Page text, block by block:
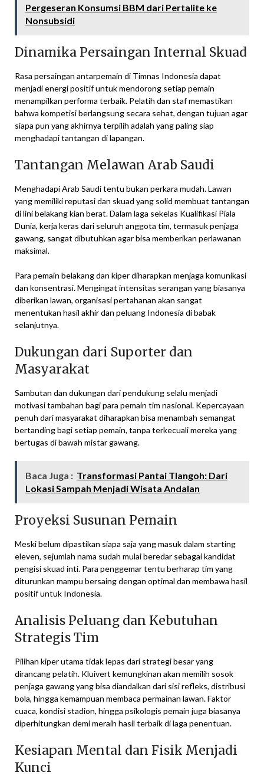
Pergeseran Konsumsi BBM dari Pertalite ke
Nonsubsidi
Dinamika Persaingan Internal Skuad
Rasa persaingan antarpemain di Timnas Indonesia dapat
menjadi energi positif untuk mendorong setiap pemain
menampilkan performa terbaik. Pelatih dan staf memastikan
bahwa kompetisi berlangsung secara sehat, dengan tujuan agar
siapa pun yang akhirnya terpilih adalah yang paling siap
menghadapi tantangan di lapangan.
Tantangan Melawan Arab Saudi
Menghadapi Arab Saudi tentu bukan perkara mudah. Lawan
yang memiliki reputasi dan skuad yang solid membuat tantangan
di lini belakang kian berat. Dalam laga sekelas Kualifikasi Piala
Dunia, kerja keras dari seluruh anggota tim, termasuk penjaga
gawang, sangat dibutuhkan agar bisa memberikan perlawanan
maksimal.
Para pemain belakang dan kiper diharapkan menjaga komunikasi
dan konsentrasi. Mengingat intensitas serangan yang biasanya
diberikan lawan, organisasi pertahanan akan sangat
menentukan hasil akhir dan peluang Indonesia di babak
selanjutnya.
Dukungan dari Suporter dan
Masyarakat
Sambutan dan dukungan dari pendukung selalu menjadi
motivasi tambahan bagi para pemain tim nasional. Kepercayaan
penuh dari masyarakat diharapkan bisa menambah semangat
bertanding bagi setiap pemain, tanpa terkecuali mereka yang
bertugas di bawah mistar gawang.
Baca Juga : Transformasi Pantai Tlangoh: Dari
Lokasi Sampah Menjadi Wisata Andalan
Proyeksi Susunan Pemain
Meski belum dipastikan siapa saja yang masuk dalam starting
eleven, sejumlah nama sudah mulai beredar sebagai kandidat
pengisi skuad inti. Para penggemar tentu berharap tim yang
diturunkan mampu bersaing dengan optimal dan membawa hasil
positif untuk Indonesia.
Analisis Peluang dan Kebutuhan
Strategis Tim
Pilihan kiper utama tidak lepas dari strategi besar yang
dirancang pelatih. Kluivert kemungkinan akan memilih sosok
penjaga gawang yang bisa diandalkan dari sisi refleks, distribusi
bola, hingga kemampuan membaca permainan lawan. Faktor
cuaca, kondisi stadion, hingga psikologis pemain juga biasanya
diperhitungkan demi meraih hasil terbaik di laga penentuan.
Kesiapan Mental dan Fisik Menjadi
Kunci